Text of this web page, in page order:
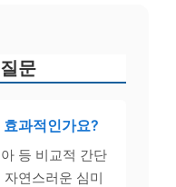
문
과적인가요?
등 비교적 간단
연스러운 심미